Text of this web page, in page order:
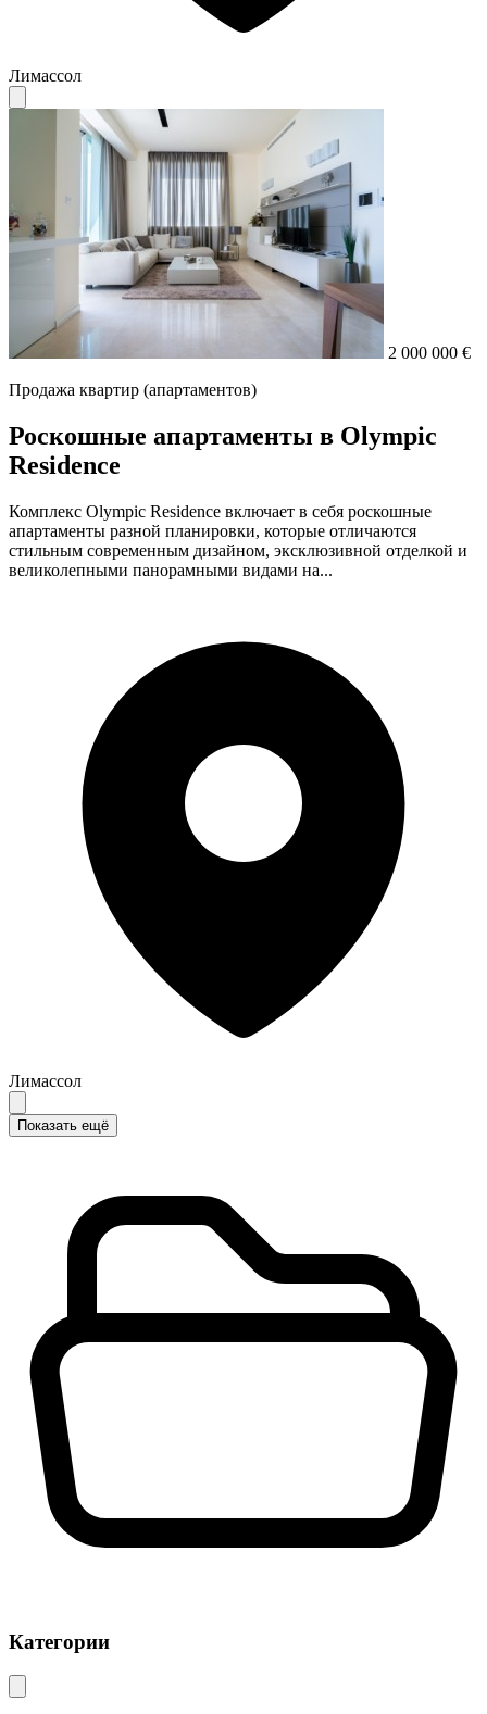
Лимассол
2 000 000 €
Продажа квартир (апартаментов)
Роскошные апартаменты в Olympic
Residence
Комплекс Olympic Residence включает в себя роскошные
апартаменты разной планировки, которые отличаются
стильным современным дизайном, эксклюзивной отделкой и
великолепными панорамными видами на...
Лимассол
Показать ещё
Категории